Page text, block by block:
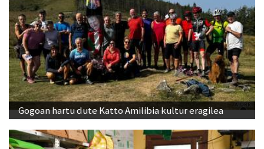
Gogoan hartu dute Katto Amilibia kultur eragilea